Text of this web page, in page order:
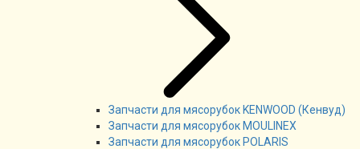
Запчасти для мясорубок KENWOOD (Кенвуд)
Запчасти для мясорубок MOULINEX
Запчасти для мясорубок POLARIS